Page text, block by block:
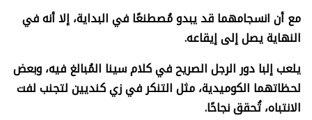
مع أن انسجامهما قد يبدو مُصطنعًا في البداية، إلا أنه في
النهاية يصل إلى إيقاعه.
يلعب إلبا دور الرجل الصريح في كلام سينا المُبالغ فيه، وبعض
لحظاتهما الكوميدية، مثل التنكر في زي كنديين لتجنب لفت
الانتباه، تُحقق نجاحًا.